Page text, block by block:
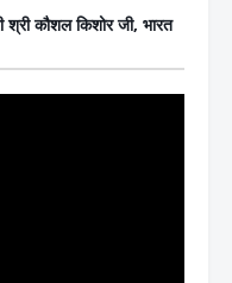
कौशल किशोर जी, भारत